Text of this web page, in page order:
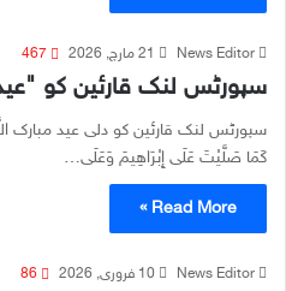
News Editor 21 مارچ, 2026 467
سپورٹس لنک قارئین کو
سپورٹس لنک قارئین کو دلی عید
كَمَا صَلَّيْتَ عَلَى إِبْرَاهِيمَ وَعَلَى…
Read More »
News Editor 10 فروری, 2026 86